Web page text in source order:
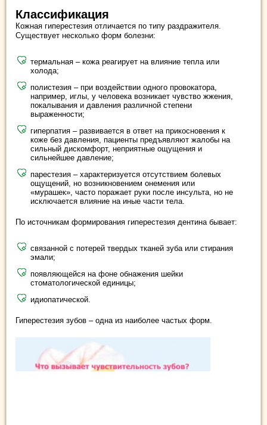
Классификация
Кожная гиперестезия отличается по типу раздражителя.
Существует несколько форм болезни:
термальная – кожа реагирует на влияние тепла или
холода;
полистезия – при воздействии одного провокатора,
например, иглы, у человека возникает чувство жжения,
покалывания и давления различной степени
выраженности;
гиперпатия – развивается в ответ на прикосновения к
коже без давления, пациенты предъявляют жалобы на
сильный дискомфорт, неприятные ощущения и
сильнейшее давление;
парестезия – характеризуется отсутствием болевых
ощущений, но возникновением онемения или
«мурашек», часто поражает руки после инсульта, но не
исключается влияние на иные части тела.
По источникам формирования гиперестезия дентина бывает:
связанной с потерей твердых тканей зуба или стирания
эмали;
появляющейся на фоне обнажения шейки
стоматологической единицы;
идиопатической.
Гиперестезия зубов – одна из наиболее частых форм.